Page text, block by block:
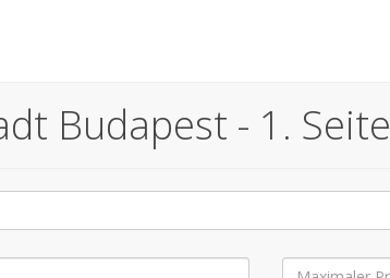
Budapest - 1. Seite